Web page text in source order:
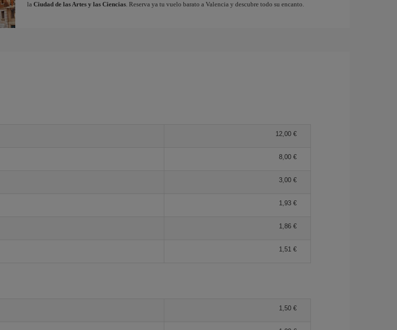
la Ciudad de las Artes y las Ciencias. Reserva ya tu vuelo barato a Valencia y descubre todo su encanto.
12,00 €
8,00 €
3,00 €
1,93 €
1,86 €
1,51 €
1,50 €